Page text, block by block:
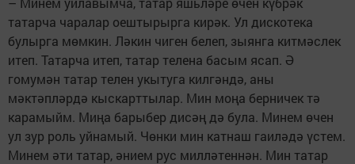
татарча чаралар оештырырга кирәк. Ул дискотека
булырга мөмкин. Ләкин чиген белеп, зыянга китмәслек
итеп. Татарча итеп, татар телена басым ясап. Ә
гомумән татар телен укытуга килгәндә, аны
мәктәпләрдә кыскарттылар. Мин моңа берничек тә
карамыйм. Миңа барыбер дисәң дә була. Минем өчен
ул зур роль уйнамый. Чөнки мин катнаш гаиләдә үстем.
Минем әти татар, әнием рус милләтеннән. Мин татар